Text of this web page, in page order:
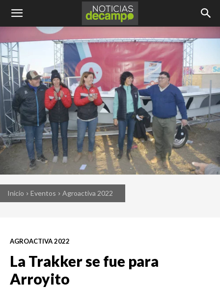
Inicio Eventos Agroactiva 2022
AGROACTIVA 2022
La Trakker se fue para
Arroyito